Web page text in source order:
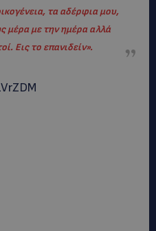
τα αδέρφια μου,
μέρα με την ημέρα αλλά
Εις το επανιδείν».